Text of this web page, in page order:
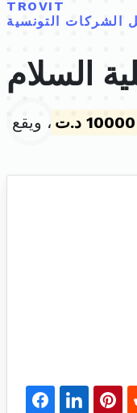
TROVIT
الشركات التونسية
السلام
10000 د.ت
، ويقع